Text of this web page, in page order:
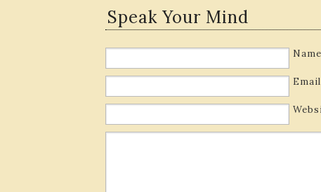
Speak Your Mind
Name
Email